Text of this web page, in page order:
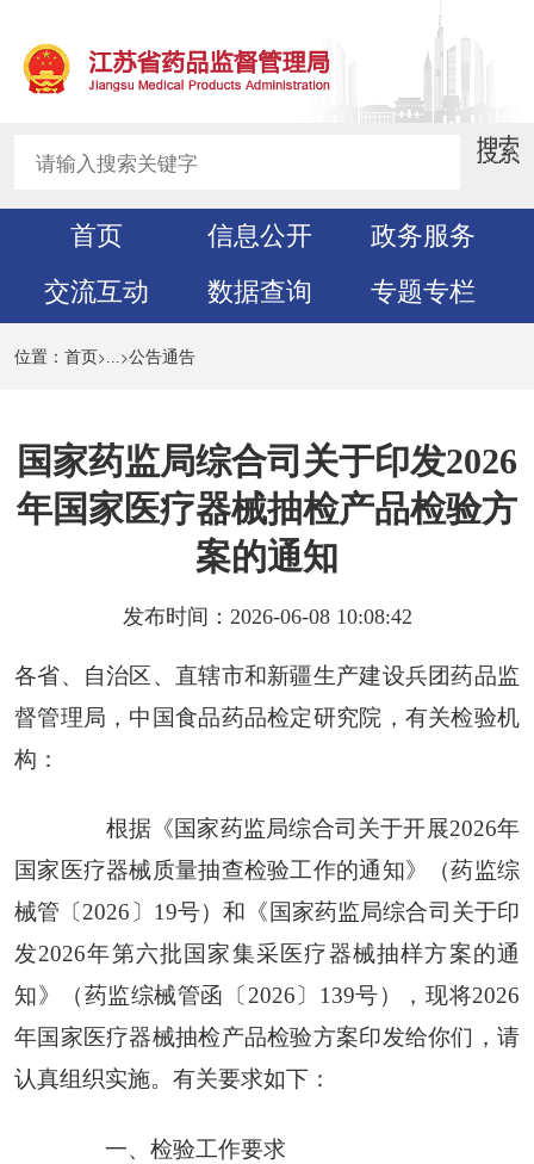
首页 信息公开
政务服务
交流互动
数据查询 专题专栏
位置： 首页> >公告通告
国家药监局综合司关于印发2026
年国家医疗器械抽检产品检验方
案的通知
发布时间：2026-06-08 10:08:42
各省、自治区、直辖市和新疆生产建设兵团药品监
督管理局，中国食品药品检定研究院，有关检验机
构：
根据《国家药监局综合司关于开展2026年
国家医疗器械质量抽查检验工作的通知》（药监综
械管〔2026〕19号）和《国家药监局综合司关于印
发2026年第六批国家集采医疗器械抽样方案的通
知》（药监综械管函〔2026〕139号），现将2026
年国家医疗器械抽检产品检验方案印发给你们，请
认真组织实施。有关要求如下：
一、检验工作要求